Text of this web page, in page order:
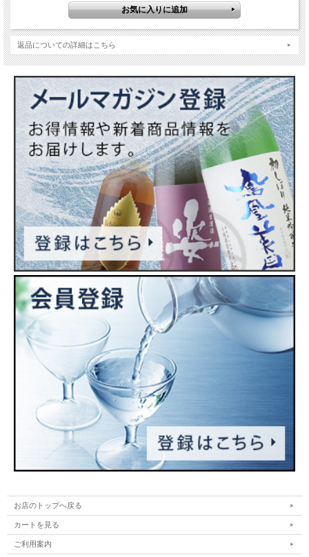
返品についての詳細はこちら
お店のトップへ戻る
カートを見る
ご利用案内